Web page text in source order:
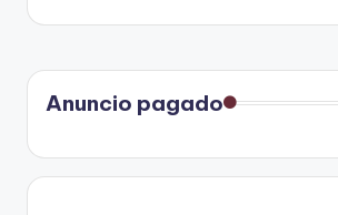
Anuncio pagado